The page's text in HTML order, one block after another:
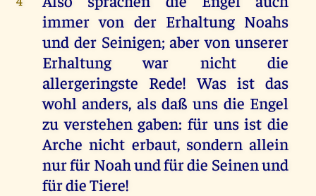
immer von der Erhaltung Noahs
und der Seinigen; aber von unserer
Erhaltung war nicht die
allergeringste Rede! Was ist das
wohl anders, als daß uns die Engel
zu verstehen gaben: für uns ist die
Arche nicht erbaut, sondern allein
nur für Noah und für die Seinen und
für die Tiere!